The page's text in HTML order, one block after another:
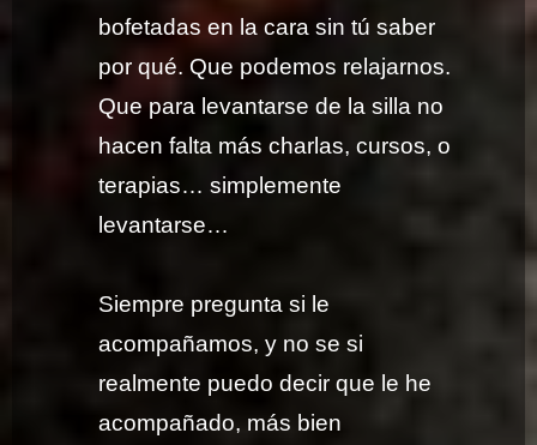
bofetadas en la cara sin tú saber
por qué. Que podemos relajarnos.
Que para levantarse de la silla no
hacen falta más charlas, cursos, o
terapias… simplemente
levantarse…
Siempre pregunta si le
acompañamos, y no se si
realmente puedo decir que le he
acompañado, más bien